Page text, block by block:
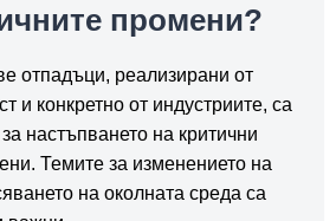
промени?
отпадъци, реализирани от
и конкретно от индустриите, са
настъпването на критични
Темите за изменението на
на околната среда са